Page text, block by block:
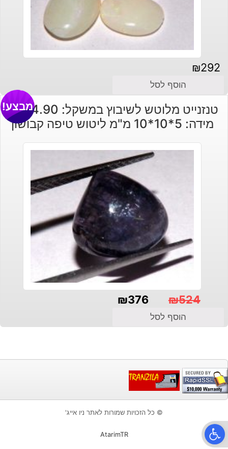
₪292
הוסף לסל
טנזנייט מלוטש לשיבוץ במשקל: 4.90 קרט
מידה: 5*10*10 מ"מ ליטוש טיפה קבושון
מבצע!
₪524
המקורי
₪524.
₪376
הנוכחי
₪376.
הוסף לסל
© כל הזכויות שמורות לאתר ניו אייג'
AtarimTR
פתח סרגל נגישות